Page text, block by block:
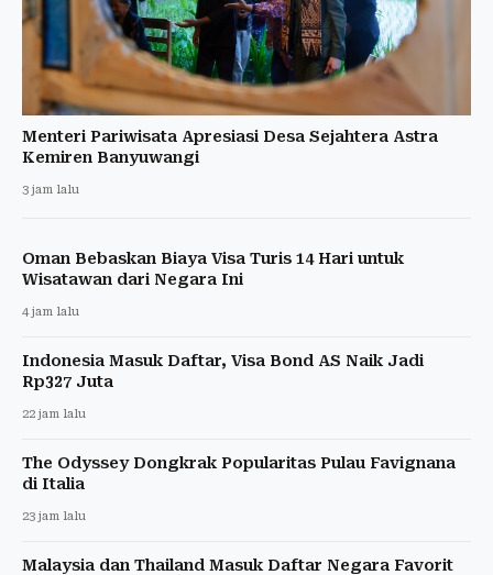
Menteri Pariwisata Apresiasi Desa Sejahtera Astra
Kemiren Banyuwangi
3 jam lalu
Oman Bebaskan Biaya Visa Turis 14 Hari untuk
Wisatawan dari Negara Ini
4 jam lalu
Indonesia Masuk Daftar, Visa Bond AS Naik Jadi
Rp327 Juta
22 jam lalu
The Odyssey Dongkrak Popularitas Pulau Favignana
di Italia
23 jam lalu
Malaysia dan Thailand Masuk Daftar Negara Favorit